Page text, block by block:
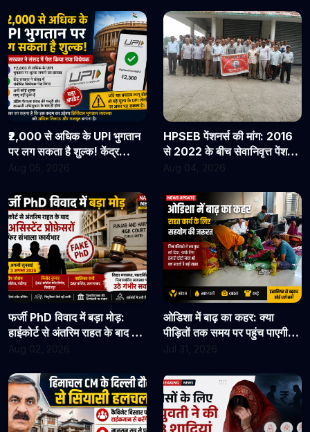
₹2,000 से अधिक के UPI भुगतान
पर लग सकता है शुल्क! केंद्र
सरकार ने संसद में पेश किया नया
Aug 05, 2026
HPSEB पेंशनर्स की मांग: 2016
से 2022 के बीच सेवानिवृत्त पेंशनरों
के सभी देय लाभ तुरंत जारी किए
Aug 04, 2026
फर्जी PhD विवाद में बड़ा मोड़:
हाईकोर्ट से अंतरिम राहत के बाद 3
असिस्टेंट प्रोफेसरों ने फिर संभाला
सुनवाई
Aug 02, 2026
ओडिशा में बाढ़ का कहर: क्या
पीड़ितों तक समय पर पहुंच पाएगी